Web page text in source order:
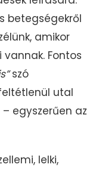
betegségekről
amikor
Fontos
szó
utal
egyszerűen az
lelki,